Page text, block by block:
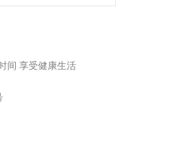
间 享受健康生活